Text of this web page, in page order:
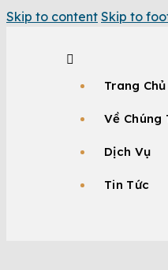
Skip to content Skip to
Trang Chủ
Về Chúng
Dịch Vụ
Tin Tức